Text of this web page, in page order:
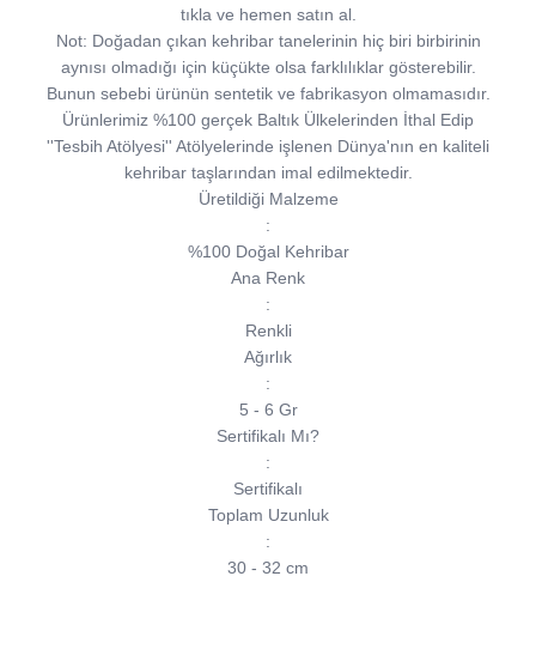
tıkla ve hemen satın al.
Not: Doğadan çıkan kehribar tanelerinin hiç biri birbirinin
aynısı olmadığı için küçükte olsa farklılıklar gösterebilir.
Bunun sebebi ürünün sentetik ve fabrikasyon olmamasıdır.
Ürünlerimiz %100 gerçek Baltık Ülkelerinden İthal Edip
''Tesbih Atölyesi'' Atölyelerinde işlenen Dünya'nın en kaliteli
kehribar taşlarından imal edilmektedir.
Üretildiği Malzeme
:
%100 Doğal Kehribar
Ana Renk
:
Renkli
Ağırlık
:
5 - 6 Gr
Sertifikalı Mı?
:
Sertifikalı
Toplam Uzunluk
:
30 - 32 cm